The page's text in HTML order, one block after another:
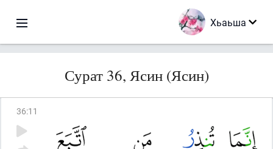
Хьаьша
Сурат 36, Ясин (Ясин)
36:11